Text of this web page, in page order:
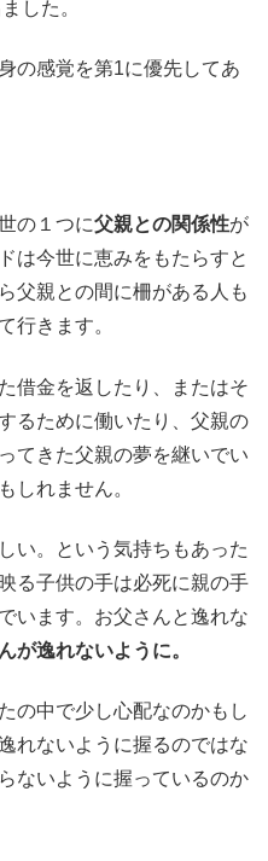
した。
の感覚を第1に優先してあ
の１つに父親との関係性が
は今世に恵みをもたらすと
父親との間に柵がある人も
行きます。
借金を返したり、またはそ
るために働いたり、父親の
てきた父親の夢を継いでい
しれません。
い。という気持ちもあった
る子供の手は必死に親の手
います。お父さんと逸れな
が逸れないように。
の中で少し心配なのかもし
れないように握るのではな
ないように握っているのか